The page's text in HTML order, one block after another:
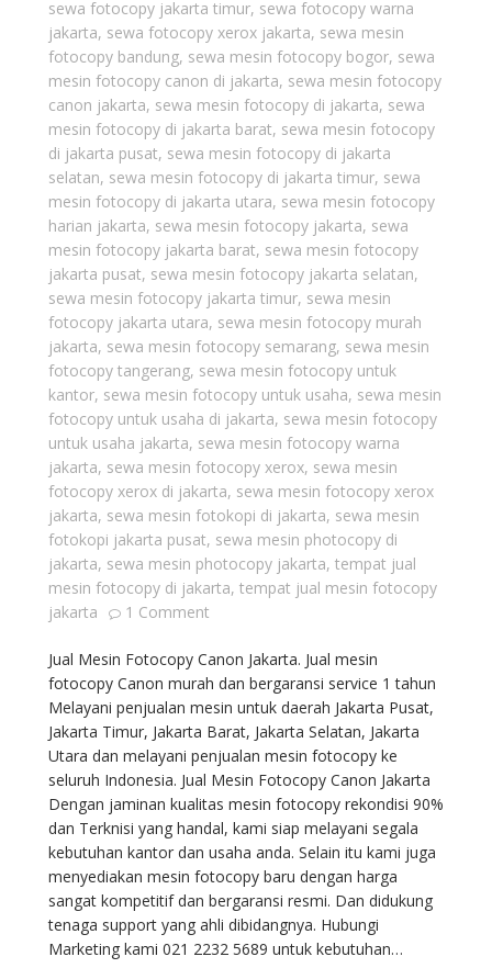
sewa fotocopy jakarta timur, sewa fotocopy warna
jakarta, sewa fotocopy xerox jakarta, sewa mesin
fotocopy bandung, sewa mesin fotocopy bogor, sewa
mesin fotocopy canon di jakarta, sewa mesin fotocopy
canon jakarta, sewa mesin fotocopy di jakarta, sewa
mesin fotocopy di jakarta barat, sewa mesin fotocopy
di jakarta pusat, sewa mesin fotocopy di jakarta
selatan, sewa mesin fotocopy di jakarta timur, sewa
mesin fotocopy di jakarta utara, sewa mesin fotocopy
harian jakarta, sewa mesin fotocopy jakarta, sewa
mesin fotocopy jakarta barat, sewa mesin fotocopy
jakarta pusat, sewa mesin fotocopy jakarta selatan,
sewa mesin fotocopy jakarta timur, sewa mesin
fotocopy jakarta utara, sewa mesin fotocopy murah
jakarta, sewa mesin fotocopy semarang, sewa mesin
fotocopy tangerang, sewa mesin fotocopy untuk
kantor, sewa mesin fotocopy untuk usaha, sewa mesin
fotocopy untuk usaha di jakarta, sewa mesin fotocopy
untuk usaha jakarta, sewa mesin fotocopy warna
jakarta, sewa mesin fotocopy xerox, sewa mesin
fotocopy xerox di jakarta, sewa mesin fotocopy xerox
jakarta, sewa mesin fotokopi di jakarta, sewa mesin
fotokopi jakarta pusat, sewa mesin photocopy di
jakarta, sewa mesin photocopy jakarta, tempat jual
mesin fotocopy di jakarta, tempat jual mesin fotocopy
jakarta
1 Comment
Jual Mesin Fotocopy Canon Jakarta. Jual mesin
fotocopy Canon murah dan bergaransi service 1 tahun
Melayani penjualan mesin untuk daerah Jakarta Pusat,
Jakarta Timur, Jakarta Barat, Jakarta Selatan, Jakarta
Utara dan melayani penjualan mesin fotocopy ke
seluruh Indonesia. Jual Mesin Fotocopy Canon Jakarta
Dengan jaminan kualitas mesin fotocopy rekondisi 90%
dan Terknisi yang handal, kami siap melayani segala
kebutuhan kantor dan usaha anda. Selain itu kami juga
menyediakan mesin fotocopy baru dengan harga
sangat kompetitif dan bergaransi resmi. Dan didukung
tenaga support yang ahli dibidangnya. Hubungi
Marketing kami 021 2232 5689 untuk kebutuhan…